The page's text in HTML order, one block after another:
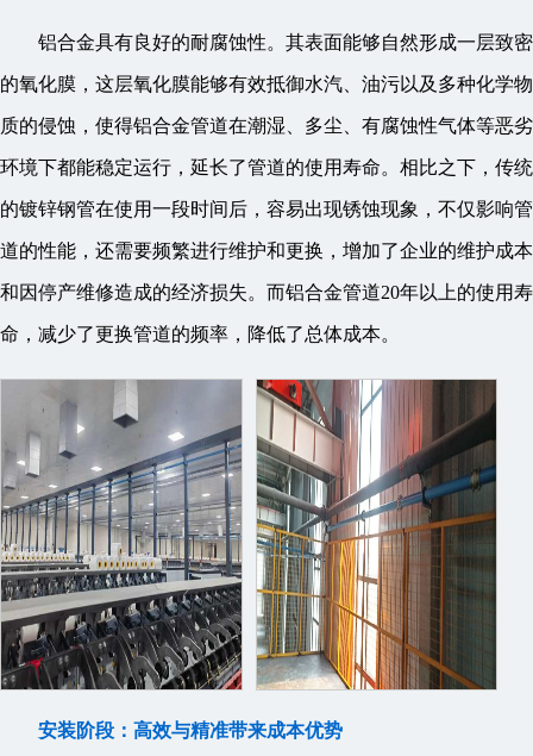
铝合金具有良好的耐腐蚀性。其表面能够自然形成一层致密
的氧化膜，这层氧化膜能够有效抵御水汽、油污以及多种化学物
质的侵蚀，使得铝合金管道在潮湿、多尘、有腐蚀性气体等恶劣
环境下都能稳定运行，延长了管道的使用寿命。相比之下，传统
的镀锌钢管在使用一段时间后，容易出现锈蚀现象，不仅影响管
道的性能，还需要频繁进行维护和更换，增加了企业的维护成本
和因停产维修造成的经济损失。而铝合金管道20年以上的使用寿
命，减少了更换管道的频率，降低了总体成本。
安装阶段：高效与精准带来成本优势